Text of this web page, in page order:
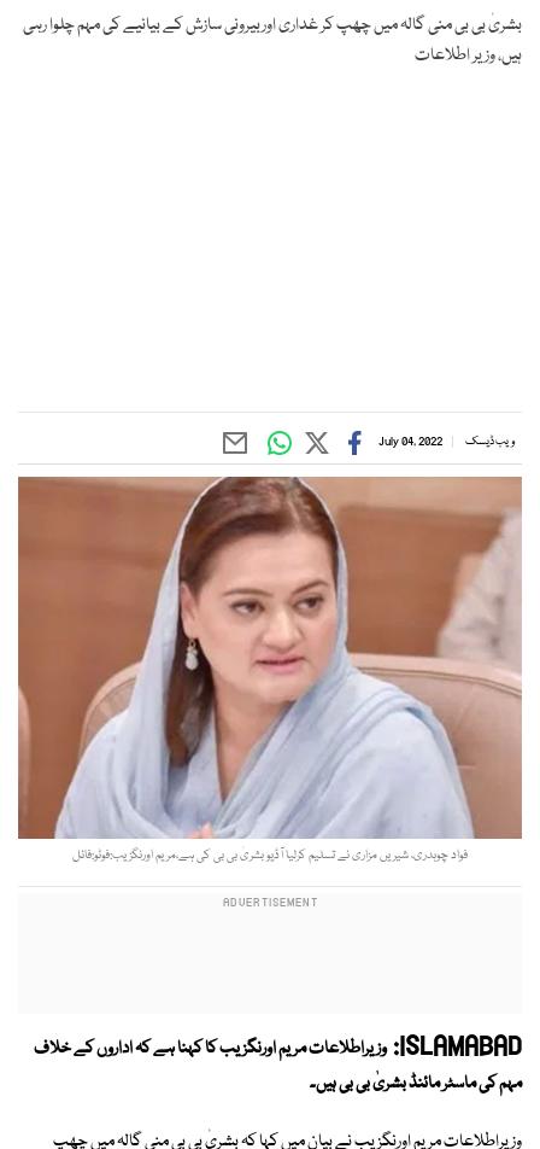
بشریٰ بی بی منی گالہ میں چھپ کر غداری اوربیرونی سازش کے بیانیے کی مہم چلوا رہی
ہیں، وزیر اطلاعات
ویب ڈیسک July 04, 2022
فواد چوہدری، شیریں مزاری نے تسلیم کرلیا آڈیو بشریٰ بی بی کی ہے،مریم اورنگزیب:فوٹو:فائل
ISLAMABAD: وزیراطلاعات مریم اورنگزیب کا کہنا ہے کہ اداروں کے خلاف
مہم کی ماسٹر مائنڈ بشریٰ بی بی ہیں۔
وزیراطلاعات مریم اورنگزیب نے بیان میں کہا کہ بشریٰ بی بی منی گالہ میں چھپ